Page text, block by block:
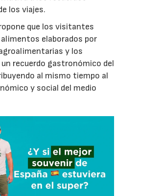
los viajes.
que los visitantes
elaborados por
y los
recuerdo gastronómico del
al mismo tiempo al
y social del medio